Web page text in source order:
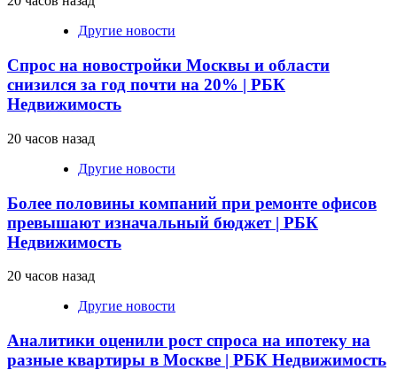
Другие новости
Спрос на новостройки Москвы и области
снизился за год почти на 20% | РБК
Недвижимость
20 часов назад
Другие новости
Более половины компаний при ремонте офисов
превышают изначальный бюджет | РБК
Недвижимость
20 часов назад
Другие новости
Аналитики оценили рост спроса на ипотеку на
разные квартиры в Москве | РБК Недвижимость